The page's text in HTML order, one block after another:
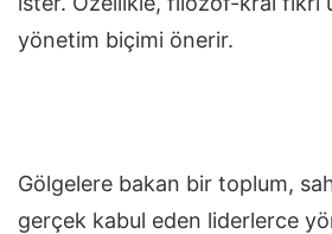
yönetim biçimi önerir.
Gölgelere bakan bir toplum,
gerçek kabul eden liderlerce